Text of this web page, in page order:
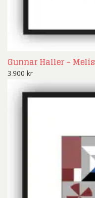
Gunnar Haller –
3.900 kr